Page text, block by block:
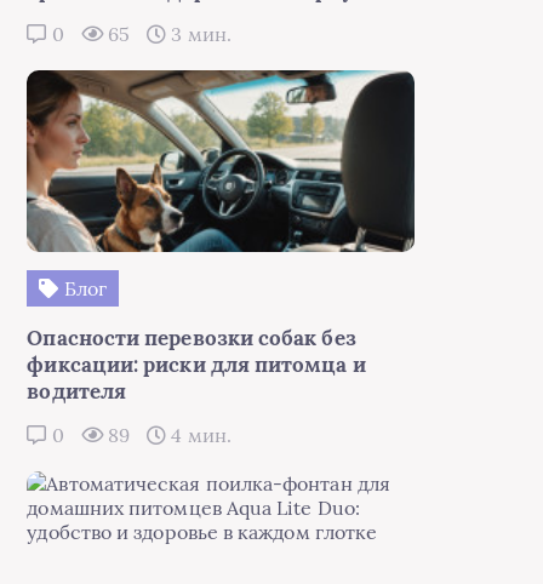
0 65 3 мин.
Блог
Опасности перевозки собак без
фиксации: риски для питомца и
водителя
0 89 4 мин.